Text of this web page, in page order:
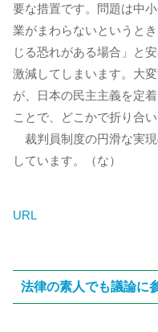
要な措置です。問題は中
業がまわらないというと
じる恐れがある場合」と
激減してしまいます。大
が、日本の民主主義を定
ことで、どこかで折り合
裁判員制度の円滑な実
しています。（な）
URL
法律の素人でも議論に